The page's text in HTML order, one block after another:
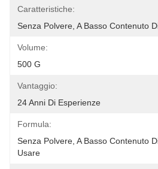
Caratteristiche:
Senza Polvere, A Basso Contenuto
Volume:
500 G
Vantaggio:
24 Anni Di Esperienze
Formula:
Senza Polvere, A Basso Contenuto
Usare